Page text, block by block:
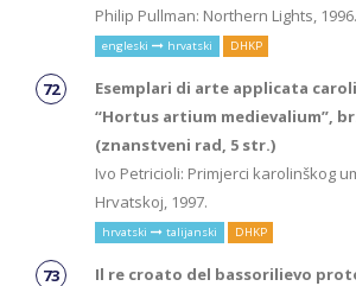
Philip Pullman: Northern Lights, 1996.
engleski hrvatski DHKP
Esemplari di arte applicata
“Hortus artium medievalium”,
(znanstveni rad, 5 str.)
Ivo Petricioli: Primjerci karolinškog
Hrvatskoj, 1997.
hrvatski talijanski DHKP
Il re croato del bassorilievo